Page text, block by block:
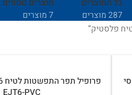
287 מוצרים
7 מוצרים
פלסטיק”
וי סי
EJT6-PVC